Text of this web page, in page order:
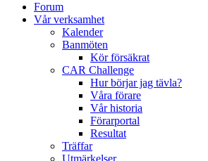
Forum
Vår verksamhet
Kalender
Banmöten
Kör försäkrat
CAR Challenge
Hur börjar jag tävla?
Våra förare
Vår historia
Förarportal
Resultat
Träffar
Utmärkelser